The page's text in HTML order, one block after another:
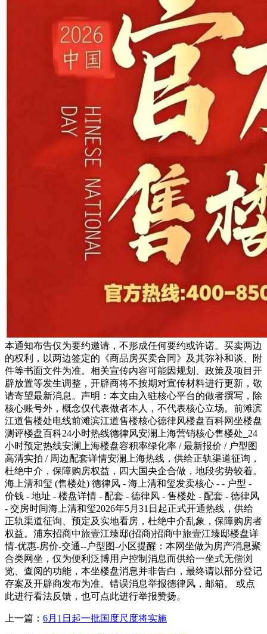
本通知布告仅为要约邀请，不形成任何要约或许诺。买卖两边
的权利，以两边签定的《商品房买卖合同》及其弥补和谈、附
件等书面文件为准。相关宣传内容可能因规划、政策及项目开
辟放置等发生调整，开辟商将不按期对宣传材料进行更新，敬
请寄望最新消息。声明：本文由入驻核心平台的做者撰写，除
核心账号外，概念仅代表做者本人，不代表核心立场。前滩滨
江道售楼处电线前滩滨江道售楼核心德律风楼盘百科网坐楼盘
测评楼盘百科24小时热线德律风安澜上海营销核心售楼处_24
小时预定热线安澜上海楼盘容积率绿化率 / 最新报价 / 户型图
高清实拍 / 周边配套详情安澜上海热线，供给正轨渠道征询，
杜绝中介，保障购房权益，四大国央企合做，地段劣势较着。
海上清和玺 (售楼处) 德律风 - 海上清和玺发卖核心 - - 户型 -
价钱 - 地址 - 楼盘详情 - 配套 - 德律风 - 售楼处 - 配套 - 德律风
- 交房时间海上清和玺2026年5月31日起正式开通热线，供给
正轨渠道征询、预定及实地看房，杜绝中介乱象，保障购房者
权益。浦东招商中旅壹江臻邸(招商)招商中旅壹江臻邸楼盘详
情-优惠-房价-交通--户型图-小区提醒：本网坐做为房产消息聚
合类网坐，仅为便利泛博用户控制消息而供给一坐式无偿浏
览、查阅的功能，本坐楼盘消息并非告白，最终请以部分登记
存案及开辟商发布为准。错误消息举报德律风，邮箱。 或点
此进行看法反馈，也可点此进行举报赞扬。
上一篇： 6月1日起一批国度尺度将实施